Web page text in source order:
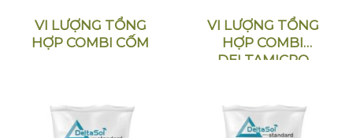
VI LƯỢNG TỔNG
HỢP COMBI CỐM
VI LƯỢNG TỔNG
HỢP COMBI
DELTAMICRO